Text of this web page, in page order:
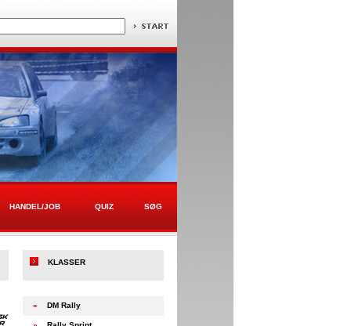
HANDEL/JOB QUIZ SØG
KLASSER
» DM Rally